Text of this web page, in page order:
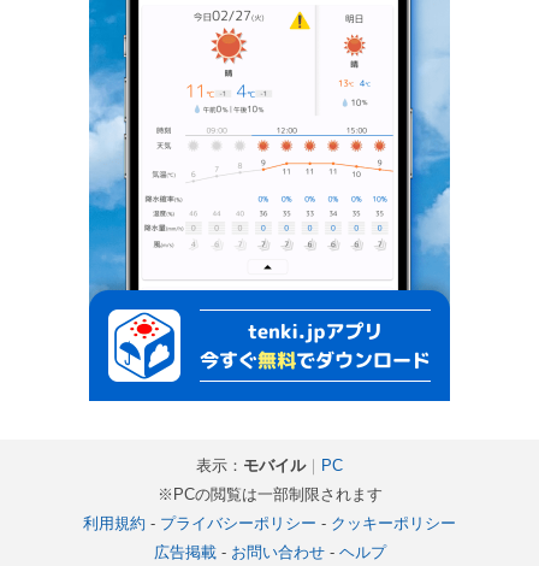
表示： モバイル｜ PC
※PCの閲覧は一部制限されます
利用規約 - プライバシーポリシー - クッキーポリシー
広告掲載- お問い合わせ- ヘルプ